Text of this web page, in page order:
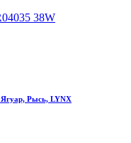
Ягуар, Рысь, LYNX